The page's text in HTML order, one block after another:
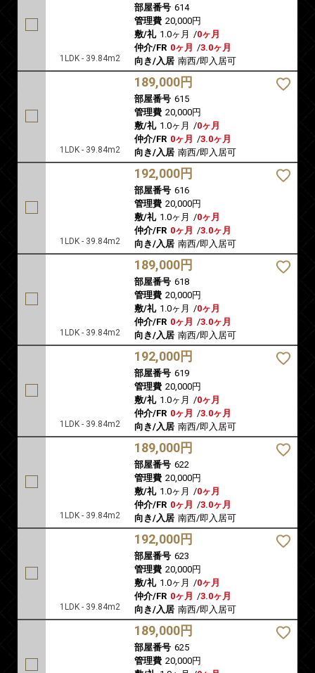
1LDK - 39.84m2
部屋番号 614
管理費 20,000円
敷/礼 1.0ヶ月 /0ヶ月
仲介/FR 0ヶ月 /3.0ヶ月
向き/入居 南西/即入居可
1LDK - 39.84m2
189,000円
部屋番号 615
管理費 20,000円
敷/礼 1.0ヶ月 /0ヶ月
仲介/FR 0ヶ月 /3.0ヶ月
向き/入居 南西/即入居可
1LDK - 39.84m2
192,000円
部屋番号 616
管理費 20,000円
敷/礼 1.0ヶ月 /0ヶ月
仲介/FR 0ヶ月 /3.0ヶ月
向き/入居 南西/即入居可
1LDK - 39.84m2
189,000円
部屋番号 618
管理費 20,000円
敷/礼 1.0ヶ月 /0ヶ月
仲介/FR 0ヶ月 /3.0ヶ月
向き/入居 南西/即入居可
1LDK - 39.84m2
192,000円
部屋番号 619
管理費 20,000円
敷/礼 1.0ヶ月 /0ヶ月
仲介/FR 0ヶ月 /3.0ヶ月
向き/入居 南西/即入居可
1LDK - 39.84m2
189,000円
部屋番号 622
管理費 20,000円
敷/礼 1.0ヶ月 /0ヶ月
仲介/FR 0ヶ月 /3.0ヶ月
向き/入居 南西/即入居可
1LDK - 39.84m2
192,000円
部屋番号 623
管理費 20,000円
敷/礼 1.0ヶ月 /0ヶ月
仲介/FR 0ヶ月 /3.0ヶ月
向き/入居 南西/即入居可
189,000円
部屋番号 625
管理費 20,000円